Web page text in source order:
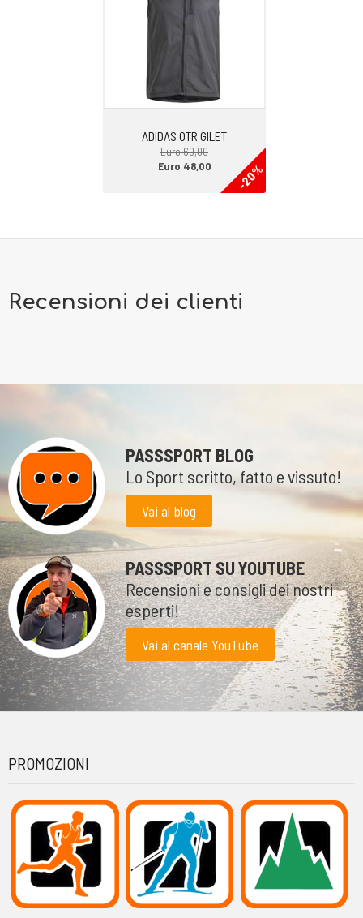
ADIDAS OTR GILET
Euro 60,00
-20%
Euro 48,00
Recensioni dei clienti
PASSSPORT BLOG
Lo Sport scritto, fatto e vissuto!
Vai al blog
PASSSPORT SU YOUTUBE
Recensioni e consigli dei nostri
esperti!
Vai al canale YouTube
PROMOZIONI